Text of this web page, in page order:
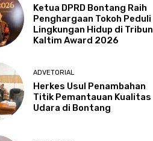
Ketua DPRD Bontang Raih
Penghargaan Tokoh Peduli
Lingkungan Hidup di Tribun
Kaltim Award 2026
ADVETORIAL
Herkes Usul Penambahan
Titik Pemantauan Kualitas
Udara di Bontang